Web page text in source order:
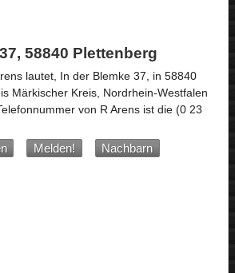
58840 Plettenberg
lautet, In der Blemke 37, in 58840
Märkischer Kreis, Nordrhein-Westfalen
von R Arens ist die (0 23
Melden!
Nachbarn